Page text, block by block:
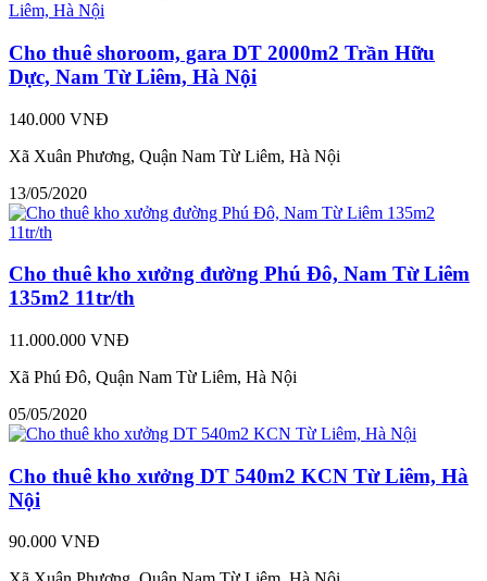
Cho thuê shoroom, gara DT 2000m2 Trần Hữu
Dực, Nam Từ Liêm, Hà Nội
140.000 VNĐ
Xã Xuân Phương, Quận Nam Từ Liêm, Hà Nội
13/05/2020
Cho thuê kho xưởng đường Phú Đô, Nam Từ Liêm
135m2 11tr/th
11.000.000 VNĐ
Xã Phú Đô, Quận Nam Từ Liêm, Hà Nội
05/05/2020
Cho thuê kho xưởng DT 540m2 KCN Từ Liêm, Hà
Nội
90.000 VNĐ